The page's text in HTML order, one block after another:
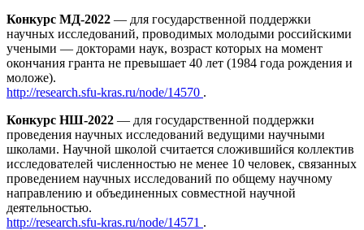
Конкурс МД-2022 — для государственной поддержки
научных исследований, проводимых молодыми российскими
учеными — докторами наук, возраст которых на момент
окончания гранта не превышает 40 лет (1984 года рождения и
моложе).
http://research.sfu-kras.ru/node/14570 .
Конкурс НШ-2022 — для государственной поддержки
проведения научных исследований ведущими научными
школами. Научной школой считается сложившийся коллектив
исследователей численностью не менее 10 человек, связанных
проведением научных исследований по общему научному
направлению и объединенных совместной научной
деятельностью.
http://research.sfu-kras.ru/node/14571 .